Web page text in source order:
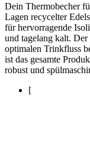
Dein Thermobecher
Lagen recycelter
für hervorragende
und tagelang kalt.
optimalen Trinkfluss
ist das gesamte
robust und
[